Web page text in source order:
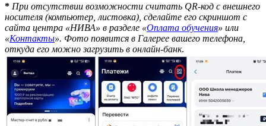
* При отсутствии возможности считать QR-код с внешнего
носителя (компьютер, листовка), сделайте его скриншот с
сайта центра «НИВА» в разделе «Оплата обучения» или
«Контакты». Фото появится в Галерее вашего телефона,
откуда его можно загрузить в онлайн-банк.